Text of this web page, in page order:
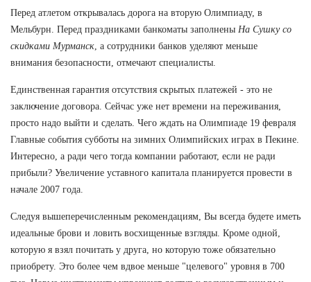
Перед атлетом открывалась дорога на вторую Олимпиаду, в
Мельбурн. Перед праздниками банкоматы заполнены На Сушку со
скидками Мурманск , а сотрудники банков уделяют меньше
внимания безопасности, отмечают специалисты.
Единственная гарантия отсутствия скрытых платежей - это не
заключение договора. Сейчас уже нет времени на переживания,
просто надо выйти и сделать. Чего ждать на Олимпиаде 19 февраля
Главные события субботы на зимних Олимпийских играх в Пекине.
Интересно, а ради чего тогда компании работают, если не ради
прибыли? Увеличение уставного капитала планируется провести в
начале 2007 года.
Следуя вышеперечисленным рекомендациям, Вы всегда будете иметь
идеальные брови и ловить восхищенные взгляды. Кроме одной,
которую я взял почитать у друга, но которую тоже обязательно
приобрету. Это более чем вдвое меньше "целевого" уровня в 700